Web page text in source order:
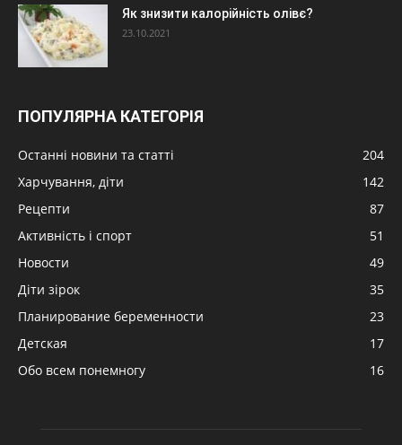
Як знизити калорійність олівє?
23.10.2021
ПОПУЛЯРНА КАТЕГОРІЯ
Останні новини та статті
204
Харчування, діти
142
Рецепти
87
Активність і спорт
51
Новости
49
Діти зірок
35
Планирование беременности
23
Детская
17
Обо всем понемногу
16